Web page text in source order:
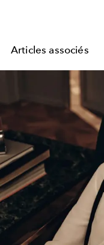
Articles associés